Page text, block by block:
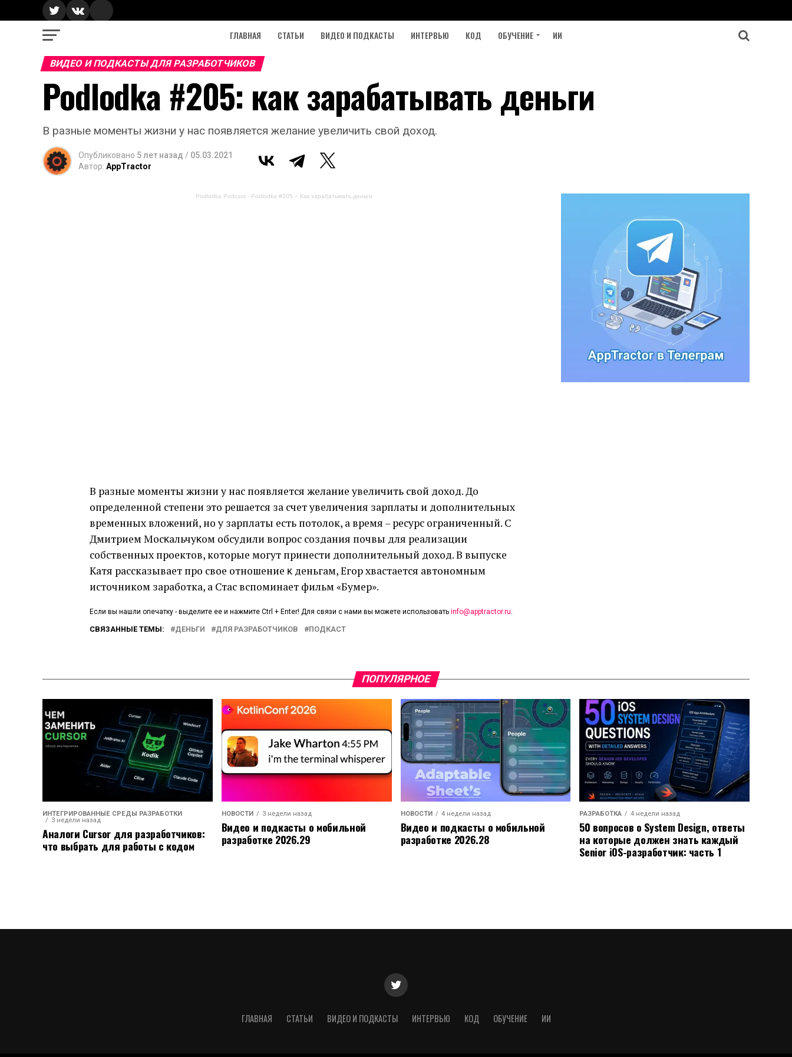
ГЛАВНАЯ СТАТЬИ ВИДЕО И ПОДКАСТЫ ИНТЕРВЬЮ КОД ОБУЧЕНИЕ ИИ
ВИДЕО И ПОДКАСТЫ ДЛЯ РАЗРАБОТЧИКОВ
Podlodka #205: как зарабатывать деньги
В разные моменты жизни у нас появляется желание увеличить свой доход.
Опубликовано 5 лет назад / 05.03.2021
Автор: AppTractor
Podlodka Podcast · Podlodka #205 – Как зарабатывать деньги
В разные моменты жизни у нас появляется желание увеличить свой доход. До
определенной степени это решается за счет увеличения зарплаты и дополнительных
временных вложений, но у зарплаты есть потолок, а время – ресурс ограниченный. С
Дмитрием Мосĸальчуĸом обсудили вопрос создания почвы для реализации
собственных проектов, которые могут принести дополнительный доход. В выпуске
Катя рассказывает про свое отношение ĸ деньгам, Егор хвастается автономным
источником заработка, а Стас вспоминает фильм «Бумер».
Если вы нашли опечатку - выделите ее и нажмите Ctrl + Enter! Для связи с нами вы можете использовать info@apptractor.ru.
СВЯЗАННЫЕ ТЕМЫ: ДЕНЬГИ ДЛЯ РАЗРАБОТЧИКОВ ПОДКАСТ
ПОПУЛЯРНОЕ
ИНТЕГРИРОВАННЫЕ СРЕДЫ РАЗРАБОТКИ
3 недели назад
Аналоги Cursor для разработчиков:
что выбрать для работы с кодом
НОВОСТИ 3 недели назад
Видео и подкасты о мобильной
разработке 2026.29
НОВОСТИ 4 недели назад
Видео и подкасты о мобильной
разработке 2026.28
РАЗРАБОТКА 4 недели назад
50 вопросов о System Design, ответы
на которые должен знать каждый
Senior iOS-разработчик: часть 1
ГЛАВНАЯ СТАТЬИ ВИДЕО И ПОДКАСТЫ ИНТЕРВЬЮ КОД ОБУЧЕНИЕ ИИ